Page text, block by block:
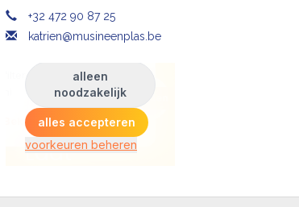
+32 472 90 87 25
katrien@musineenplas.be